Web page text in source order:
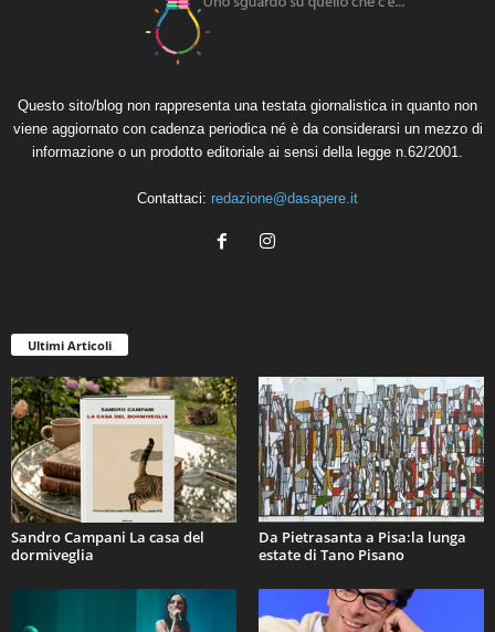
Questo sito/blog non rappresenta una testata giornalistica in quanto non
viene aggiornato con cadenza periodica né è da considerarsi un mezzo di
informazione o un prodotto editoriale ai sensi della legge n.62/2001.
Contattaci: redazione@dasapere.it
Ultimi Articoli
Sandro Campani La casa del
dormiveglia
Da Pietrasanta a Pisa:la lunga
estate di Tano Pisano